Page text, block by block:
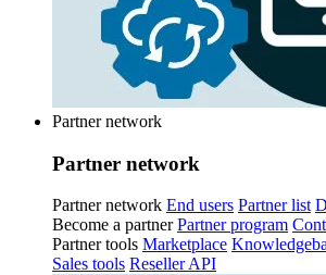
Partner network
Partner network
Partner network End users Partner list
Become a partner Partner program
Partner tools Marketplace
Sales tools Reseller API